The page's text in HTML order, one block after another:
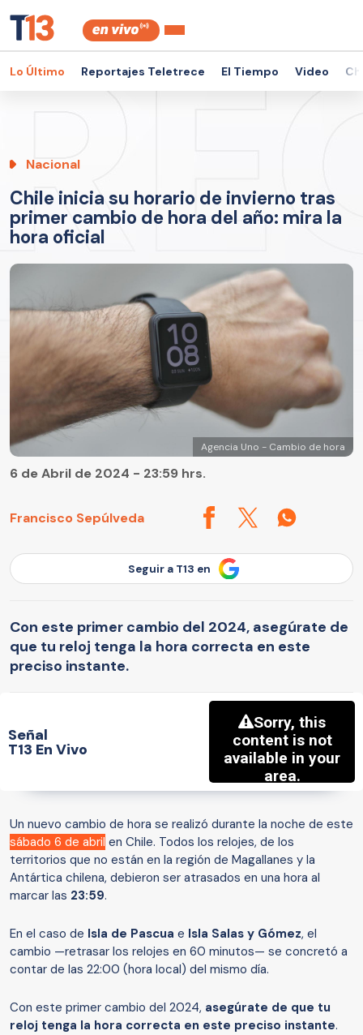
Lo Último Reportajes Teletrece El Tiempo Video
Nacional
Chile inicia su horario de invierno tras
primer cambio de hora del año: mira la
hora oficial
Agencia Uno - Cambio de hora
Francisco Sepúlveda
6 de Abril de 2024 - 23:59 hrs.
Seguir a T13 en
Con este primer cambio del 2024, asegúrate de
que tu reloj tenga la hora correcta en este
preciso instante.
Señal
T13 En Vivo
Un nuevo cambio de hora se realizó durante la noche de este
sábado 6 de abril en Chile. Todos los relojes, de los
territorios que no están en la región de Magallanes y la
Antártica chilena, debieron ser atrasados en una hora al
marcar las 23:59.
En el caso de Isla de Pascua e Isla Salas y Gómez, el
cambio —retrasar los relojes en 60 minutos— se concretó a
contar de las 22:00 (hora local) del mismo día.
Con este primer cambio del 2024, asegúrate de que tu
reloj tenga la hora correcta en este preciso instante.